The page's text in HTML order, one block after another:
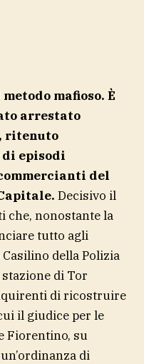
mafioso. È
arrestato
ritenuto
episodi
del
Decisivo il
che, nonostante la
tutto agli
della Polizia
di Tor
di ricostruire
il giudice per le
Fiorentino, su
di